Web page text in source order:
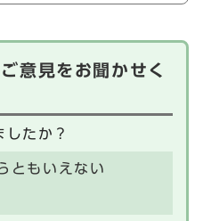
意見をお聞かせく
たか？
ともいえない